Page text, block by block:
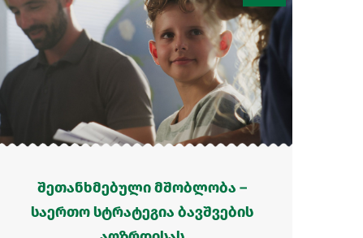
შეთანხმებული მშობლობა –
საერთო სტრატეგია ბავშვების